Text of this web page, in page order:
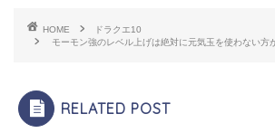
HOME
ドラクエ10
モーモン強のレベル上げは絶対に元気玉を使わない方
RELATED POST